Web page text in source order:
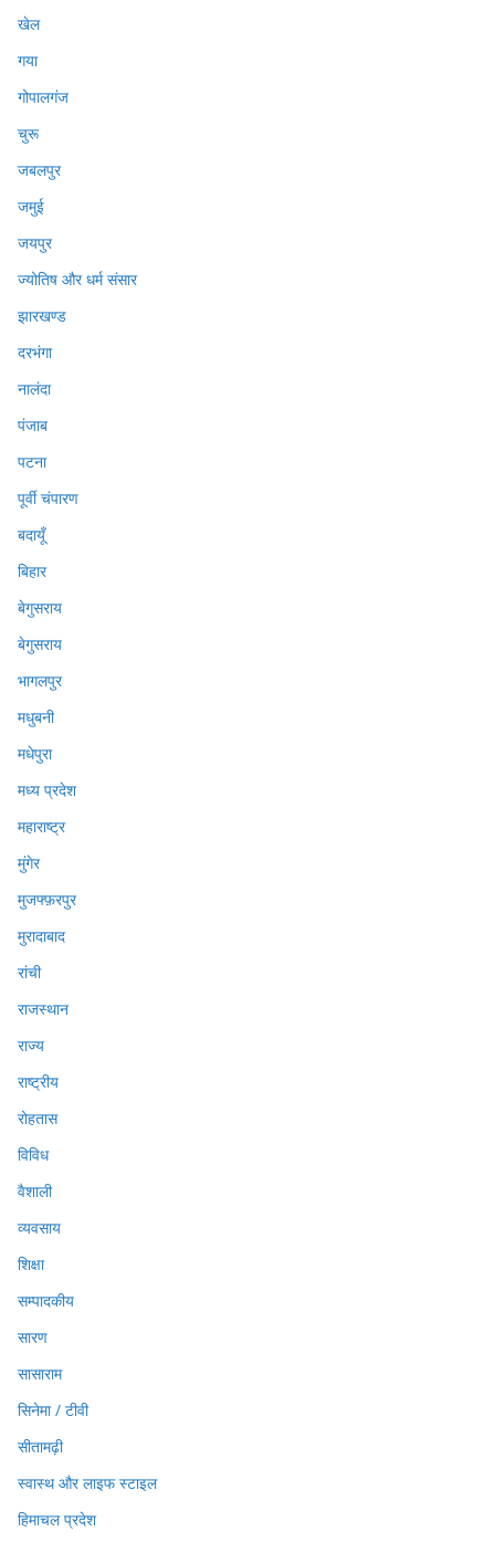
खेल
गया
गोपालगंज
चुरू
जबलपुर
जमुई
जयपुर
ज्योतिष और धर्म संसार
झारखण्ड
दरभंगा
नालंदा
पंजाब
पटना
पूर्वी चंपारण
बदायूँ
बिहार
बेगुसराय
बेगुसराय
भागलपुर
मधुबनी
मधेपुरा
मध्य प्रदेश
महाराष्ट्र
मुंगेर
मुजफ्फ़रपुर
मुरादाबाद
रांची
राजस्थान
राज्य
राष्ट्रीय
रोहतास
विविध
वैशाली
व्यवसाय
शिक्षा
सम्पादकीय
सारण
सासाराम
सिनेमा / टीवी
सीतामढ़ी
स्वास्थ और लाइफ स्टाइल
हिमाचल प्रदेश